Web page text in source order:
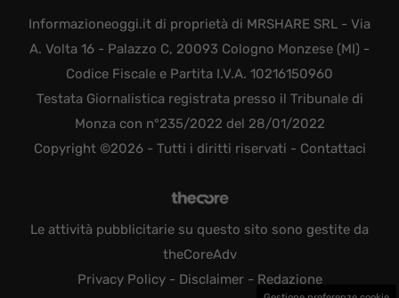
Informazioneoggi.it di proprietà di MRSHARE SRL - Via
A. Volta 16 - Palazzo C, 20093 Cologno Monzese (MI) -
Codice Fiscale e Partita I.V.A. 10216150960
Testata Giornalistica registrata presso il Tribunale di
Monza con n°235/2022 del 28/01/2022
Copyright ©2026 - Tutti i diritti riservati - Contattaci
Le attività pubblicitarie su questo sito sono gestite da
theCoreAdv
Privacy Policy- Disclaimer- Redazione